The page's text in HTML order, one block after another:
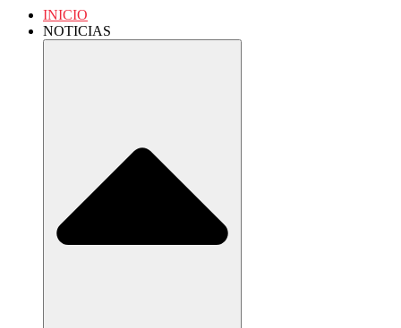
INICIO
NOTICIAS